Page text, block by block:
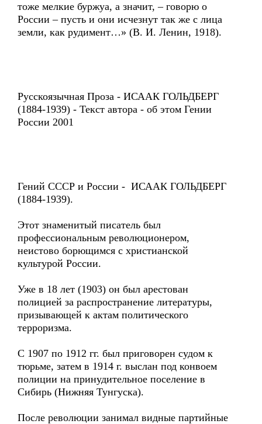
тоже мелкие буржуа, а значит, – говорю о
России – пусть и они исчезнут так же с лица
земли, как рудимент…» (В. И. Ленин, 1918).
Русскоязычная Проза - ИСААК ГОЛЬДБЕРГ
(1884-1939) - Текст автора - об этом Гении
России 2001
Гений СССР и России - ИСААК ГОЛЬДБЕРГ
(1884-1939).
Этот знаменитый писатель был
профессиональным революционером,
неистово борющимся с христианской
культурой России.
Уже в 18 лет (1903) он был арестован
полицией за распространение литературы,
призывающей к актам политического
терроризма.
С 1907 по 1912 гг. был приговорен судом к
тюрьме, затем в 1914 г. выслан под конвоем
полиции на принудительное поселение в
Сибирь (Нижняя Тунгуска).
После революции занимал видные партийные